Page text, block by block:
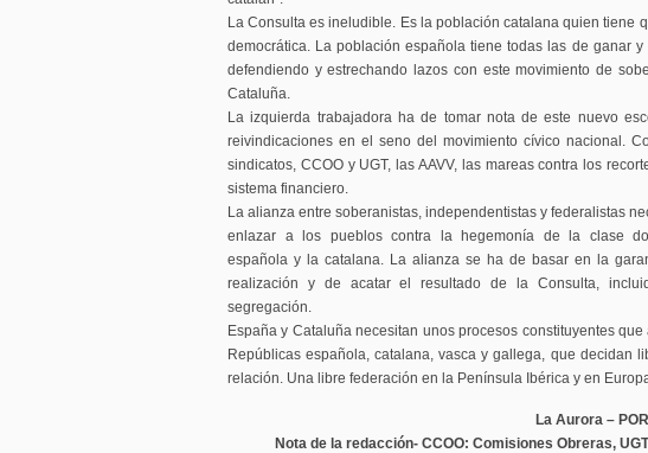
La Consulta es ineludible. Es la población catalana quien tiene
democrática. La población española tiene todas las de ganar
defendiendo y estrechando lazos con este movimiento de
Cataluña.
La izquierda trabajadora ha de tomar nota de este nuevo
reivindicaciones en el seno del movimiento cívico nacional.
sindicatos, CCOO y UGT, las AAVV, las mareas contra los
sistema financiero.
La alianza entre soberanistas, independentistas y federalistas
enlazar a los pueblos contra la hegemonía de la clase
española y la catalana. La alianza se ha de basar en la
realización y de acatar el resultado de la Consulta,
segregación.
España y Cataluña necesitan unos procesos constituyentes
Repúblicas española, catalana, vasca y gallega, que decidan
relación. Una libre federación en la Península Ibérica y en
La Aurora –
Nota de la redacción- CCOO: Comisiones Obreras,